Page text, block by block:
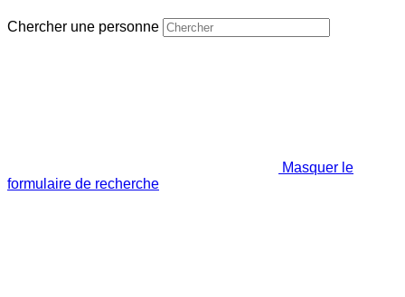
Chercher une personne
Masquer le
formulaire de recherche